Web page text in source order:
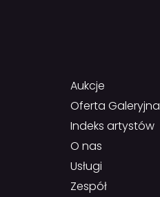
Aukcje
Oferta Galeryjna
Indeks artystów
O nas
Usługi
Zespół